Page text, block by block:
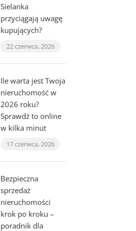
Sielanka
przyciągają uwagę
kupujących?
22 czerwca, 2026
Ile warta jest Twoja
nieruchomość w
2026 roku?
Sprawdź to online
w kilka minut
17 czerwca, 2026
Bezpieczna
sprzedaż
nieruchomości
krok po kroku –
poradnik dla